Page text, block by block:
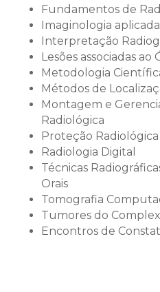
Fundamentos de
Imaginologia
Interpretação
Lesões associadas ao
Metodologia
Métodos de
Montagem e
Radiológica
Proteção Radiológica
Radiologia Digital
Técnicas
Orais
Tomografia
Tumores do
Encontros de